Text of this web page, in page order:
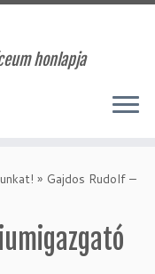
honlapja
» Gajdos Rudolf –